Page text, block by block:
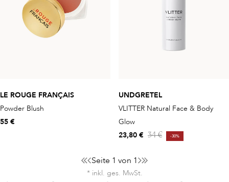
LE ROUGE FRANÇAIS
Powder Blush
55 €
UNDGRETEL
VLITTER Natural Face & Body
Glow
23,80 € 34 € -30%
Seite 1 von 1
* inkl. ges. MwSt.